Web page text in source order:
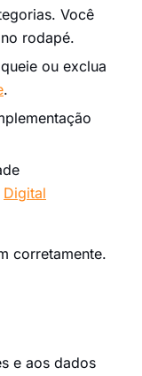
Você
rodapé.
ou exclua
.
Digital
corretamente.
e aos dados